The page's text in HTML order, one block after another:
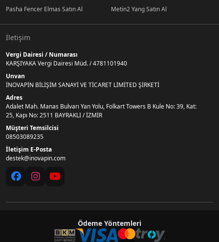
Pasha Fencer Elmas Satın Al
Metin2 Yang Satın Al
İletişim
Vergi Dairesi / Numarası
KARŞIYAKA Vergi Dairesi Müd. / 4781101940
Unvan
İNOVAPİN BİLİŞİM SANAYİ VE TİCARET LİMİTED ŞİRKETİ
Adres
Adalet Mah. Manas Bulvarı Yan Yolu, Folkart Towers B Kule No: 39, Kat:
25, Kapı No: 2511 BAYRAKLI / İZMİR
Müşteri Temsilcisi
08503089235
İletişim E-Posta
destek@inovapin.com
Ödeme Yöntemleri